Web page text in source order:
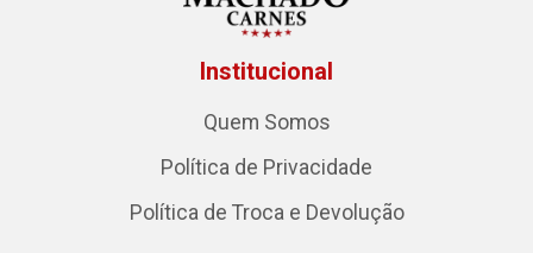
Institucional
Quem Somos
Política de Privacidade
Política de Troca e Devolução